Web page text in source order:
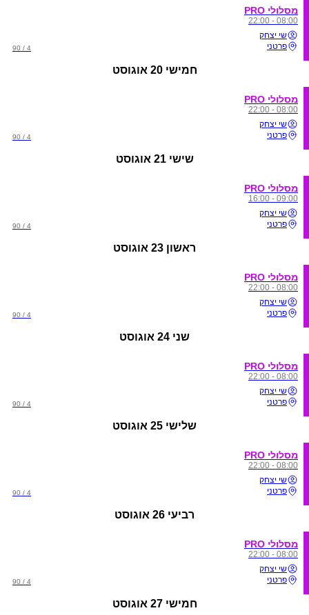
מסלולי PRO
08:00 - 22:00
שי יצחק
פרטני
4 / 90
חמישי 20 אוגוסט
מסלולי PRO
08:00 - 22:00
שי יצחק
פרטני
4 / 90
שישי 21 אוגוסט
מסלולי PRO
09:00 - 16:00
שי יצחק
פרטני
4 / 90
ראשון 23 אוגוסט
מסלולי PRO
08:00 - 22:00
שי יצחק
פרטני
4 / 90
שני 24 אוגוסט
מסלולי PRO
08:00 - 22:00
שי יצחק
פרטני
4 / 90
שלישי 25 אוגוסט
מסלולי PRO
08:00 - 22:00
שי יצחק
פרטני
4 / 90
רביעי 26 אוגוסט
מסלולי PRO
08:00 - 22:00
שי יצחק
פרטני
4 / 90
חמישי 27 אוגוסט